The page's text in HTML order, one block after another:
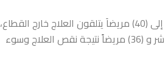
وبحسب إفادة الدكتورة سحر غنام يبلغ عدد مرضى الثلاسيميا داخل قطاع غزة نحو (237) مريضاً، إضافة إلى (40) مريضاَ يتلقون العلاج خارج القطاع،
فيما توفي خلال فترة الحرب نحو (48) مريضا، بينهم (12) مريض توفوا نتيجة القصف والاستهداف المباشر و (36) مريضاً نتيجة نقص العلاج وسوء